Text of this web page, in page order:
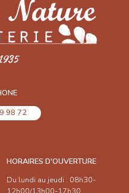
98 72
HORAIRES D'OUVERTURE
Du lundi au jeudi : 08h30-